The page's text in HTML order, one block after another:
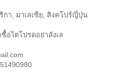
กา, มาเลเซีย, สิงคโปร์ญี่ปุ่น
อไตโปรดอย่าลังเล